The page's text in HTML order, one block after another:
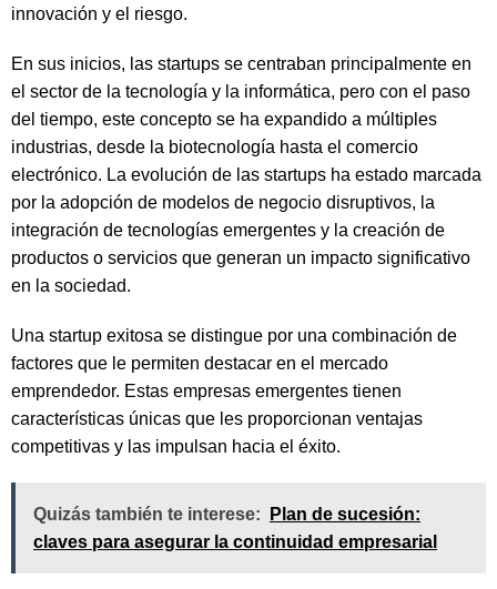
innovación y el riesgo.
En sus inicios, las startups se centraban principalmente en
el sector de la tecnología y la informática, pero con el paso
del tiempo, este concepto se ha expandido a múltiples
industrias, desde la biotecnología hasta el comercio
electrónico. La evolución de las startups ha estado marcada
por la adopción de modelos de negocio disruptivos, la
integración de tecnologías emergentes y la creación de
productos o servicios que generan un impacto significativo
en la sociedad.
Una startup exitosa se distingue por una combinación de
factores que le permiten destacar en el mercado
emprendedor. Estas empresas emergentes tienen
características únicas que les proporcionan ventajas
competitivas y las impulsan hacia el éxito.
Quizás también te interese:
Plan de sucesión:
claves para asegurar la continuidad empresarial